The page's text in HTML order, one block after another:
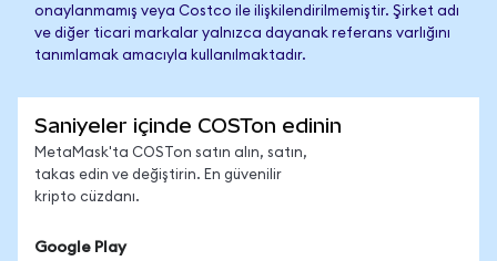
onaylanmamış veya Costco ile ilişkilendirilmemiştir. Şirket adı
ve diğer ticari markalar yalnızca dayanak referans varlığını
tanımlamak amacıyla kullanılmaktadır.
Saniyeler içinde COSTon edinin
MetaMask'ta COSTon satın alın, satın,
takas edin ve değiştirin. En güvenilir
kripto cüzdanı.
Google Play